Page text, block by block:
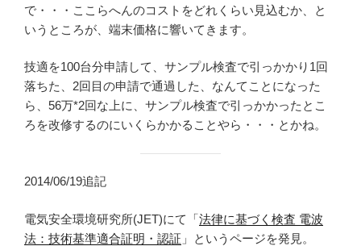
で・・・ここらへんのコストをどれくらい見込むか、と
いうところが、端末価格に響いてきます。
技適を100台分申請して、サンプル検査で引っかかり1回
落ちた、2回目の申請で通過した、なんてことになった
ら、56万*2回な上に、サンプル検査で引っかかったとこ
ろを改修するのにいくらかかることやら・・・とかね。
2014/06/19追記
電気安全環境研究所(JET)にて「法律に基づく検査 電波
法：技術基準適合証明・認証 」というページを発見。